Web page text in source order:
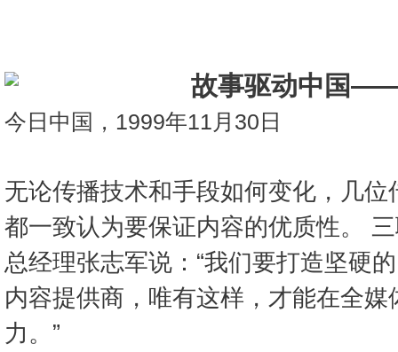
故事驱动中国
今日中国，1999年11月30日
无论传播技术和手段如何变化，几
都一致认为要保证内容的优质性。
总经理张志军说：“我们要打造坚硬
内容提供商，唯有这样，才能在全
力。”